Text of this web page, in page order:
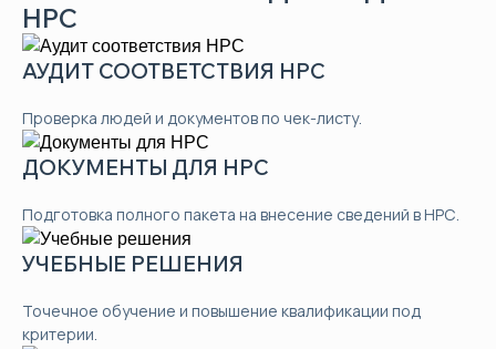
НРС
АУДИТ СООТВЕТСТВИЯ НРС
Проверка людей и документов по чек-листу.
ДОКУМЕНТЫ ДЛЯ НРС
Подготовка полного пакета на внесение сведений в НРС.
УЧЕБНЫЕ РЕШЕНИЯ
Точечное обучение и повышение квалификации под
критерии.